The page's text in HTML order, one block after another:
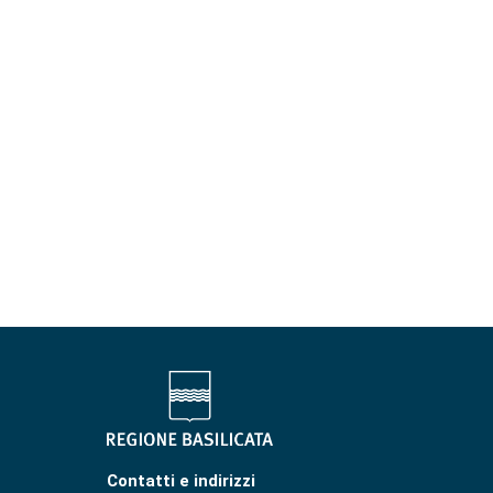
Contatti e indirizzi